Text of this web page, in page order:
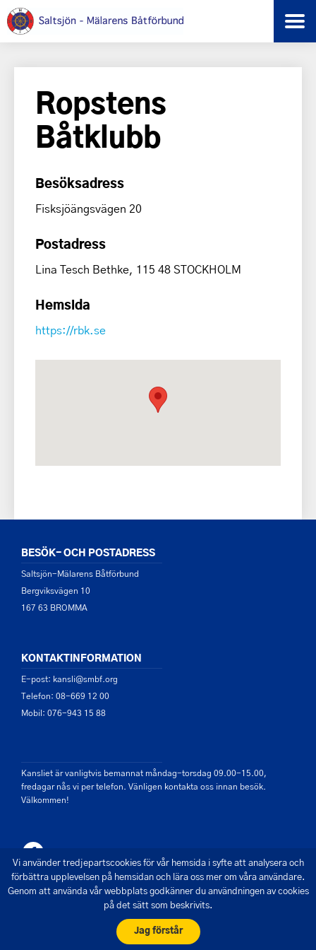
Ropstens
Båtklubb
Besöksadress
Fisksjöängsvägen 20
Postadress
Lina Tesch Bethke, 115 48 STOCKHOLM
Hemsida
https://rbk.se
BESÖK- OCH POSTADRESS
Saltsjön-Mälarens Båtförbund
Bergviksvägen 10
167 63 BROMMA
KONTAKTINFORMATION
E-post: kansli@smbf.org
Telefon: 08-669 12 00
Mobil: 076-943 15 88
Kansliet är vanligtvis bemannat måndag-torsdag 09.00-15.00,
fredagar nås vi per telefon. Vänligen kontakta oss innan besök.
Välkommen!
© 2026 - Saltsjön Mälarens Båtförbund
Skapad av Pigment webbyrå
Vi använder tredjepartscookies för vår hemsida i syfte att analysera och
förbättra upplevelsen på hemsidan och lära oss mer om våra användare.
Genom att använda vår webbplats godkänner du användningen av cookies
på det sätt som beskrivits.
Jag förstår